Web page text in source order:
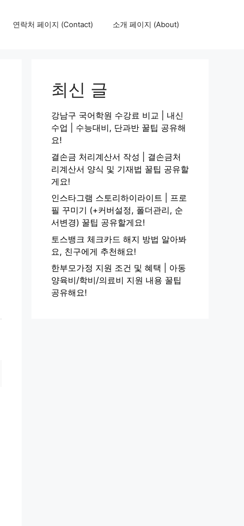
연락처 페이지 (Contact) 소개 페이지 (About)
최신 글
강남구 국어학원 수강료 비교 | 내신
수업 | 수능대비, 단과반 꿀팁 공유해
요!
결손금 처리계산서 작성 | 결손금처
리계산서 양식 및 기재법 꿀팁 공유할
게요!
인스타그램 스토리하이라이트 | 프로
필 꾸미기 (+커버설정, 폴더관리, 순
서변경) 꿀팁 공유할게요!
토스뱅크 체크카드 해지 방법 알아봐
요, 친구에게 추천해요!
한부모가정 지원 조건 및 혜택 | 아동
양육비/학비/의료비 지원 내용 꿀팁
공유해요!